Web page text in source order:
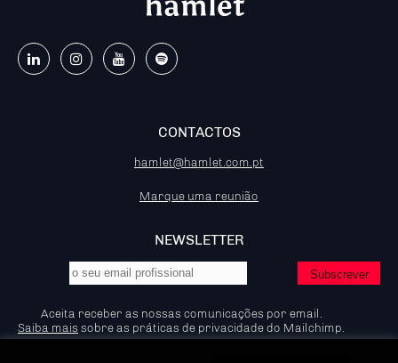
CONTACTOS
hamlet@hamlet.com.pt
Marque uma reunião
NEWSLETTER
Aceita receber as nossas comunicações por email.
Saiba mais sobre as práticas de privacidade do Mailchimp.